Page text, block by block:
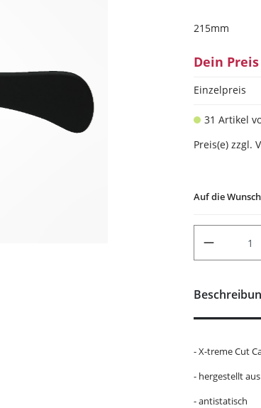
215mm
Dein Preis
Einzelpreis
31 Artikel
Preis(e) zzgl.
Auf die
- X-treme Cut
- hergestellt
- antistatisch